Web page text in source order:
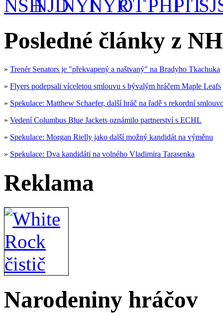
Posledné články z
» Trenér Senators je "překvapený a naštvaný" na Bradyho Tkachuka
» Flyers podepsali víceletou smlouvu s bývalým hráčem Maple Leafs
» Spekulace: Matthew Schaefer, další hráč na řadě s rekordní
» Vedení Columbus Blue Jackets oznámilo partnerství s ECHL
» Spekulace: Morgan Rielly jako další možný kandidát na výměnu
» Spekulace: Dva kandidáti na volného Vladimira Tarasenka
Reklama
Narodeniny hráčov